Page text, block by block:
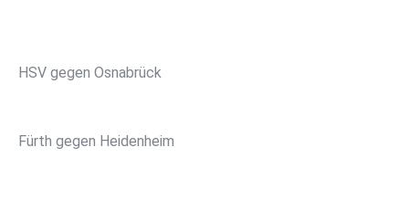
️ HSV gegen Osnabrück
️ Fürth gegen Heidenheim